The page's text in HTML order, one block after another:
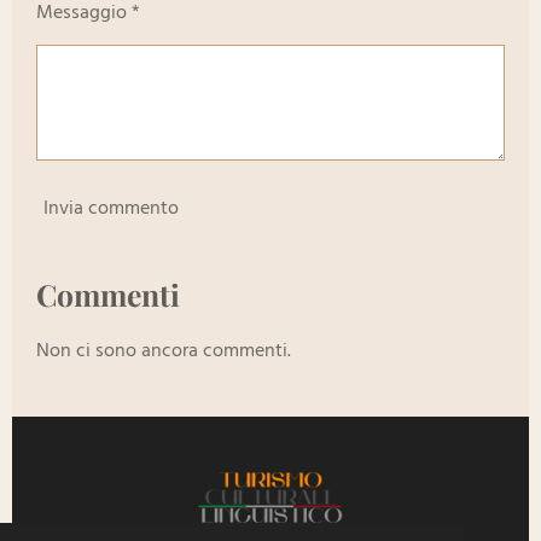
Messaggio *
Invia commento
Commenti
Non ci sono ancora commenti.